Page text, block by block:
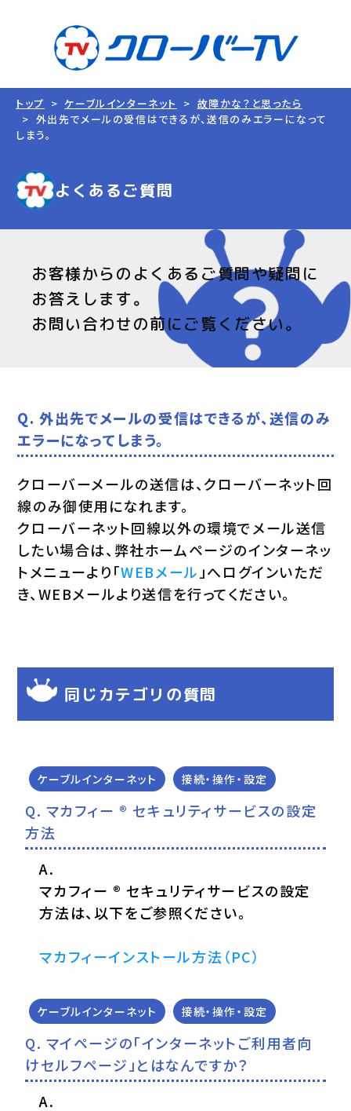
トップ ケーブルインターネット
故障かな？と思ったら
外出先でメールの受信はできるが、送信のみエラーになって
しまう。
よくあるご質問
お客様からのよくあるご質問や疑問に
お答えします。
お問い合わせの前にご覧ください。
Q. 外出先でメールの受信はできるが、送信のみ
エラーになってしまう。
クローバーメールの送信は、クローバーネット回
線のみ御使用になれます。
クローバーネット回線以外の環境でメール送信
したい場合は、弊社ホームページのインターネッ
トメニューより「WEBメール 」へログインいただ
き、WEBメールより送信を行ってください。
同じカテゴリの質問
ケーブルインターネット 接続・操作・設定
マカフィー ® セキュリティサービスの設定
方法
マカフィー ® セキュリティサービスの設定
方法は、以下をご参照ください。
マカフィーインストール方法（PC）
ケーブルインターネット 接続・操作・設定
マイページの「インターネットご利用者向
けセルフページ」とはなんですか？